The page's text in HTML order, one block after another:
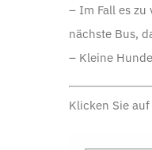
– Im Fall es zu
nächste Bus,
– Kleine
Klicken Sie